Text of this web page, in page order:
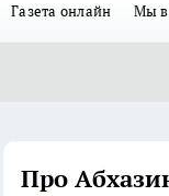
Газета онлайн Мы в
Про